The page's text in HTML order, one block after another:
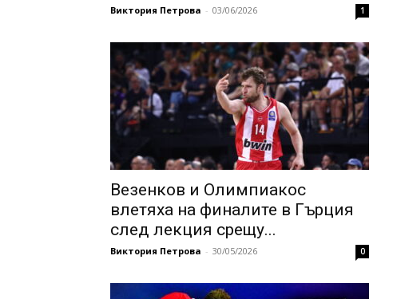
Виктория Петрова - 03/06/2026 1
Везенков и Олимпиакос
влетяха на финалите в Гърция
след лекция срещу...
Виктория Петрова - 30/05/2026 0